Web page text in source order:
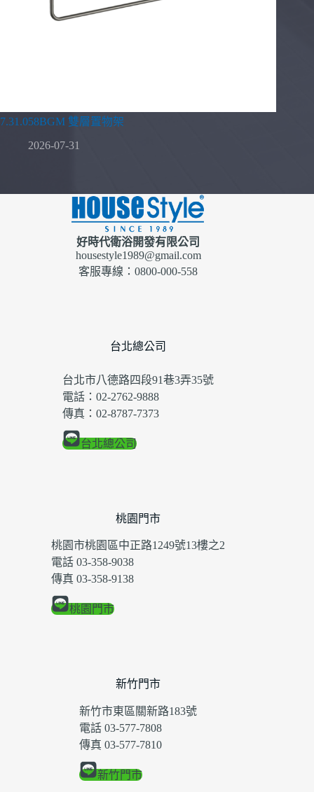
7.31.058BGM 雙層置物架
2026-07-31
好時代衛浴開發有限公司
housestyle1989@gmail.com
客服專線：0800-000-558
台北總公司
台北市八德路四段91巷3弄35號
電話：02-2762-9888
傳真：02-8787-7373
台北總公司
桃園門市
桃園市桃園區中正路1249號13樓之2
電話 03-358-9038
傳真 03-358-9138
桃園門市
新竹門市
新竹市東區關新路183號
電話 03-577-7808
傳真 03-577-7810
新竹門市